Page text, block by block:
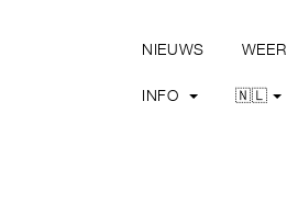
NIEUWS WEER
INFO 🇳🇱